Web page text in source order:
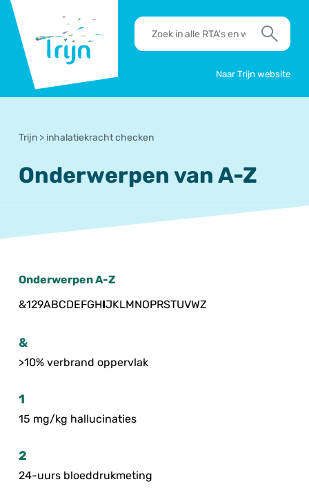
Trijn
RTA's
en
Zoek
Naar Trijn website
Trijn > inhalatiekracht checken
Onderwerpen van A-Z
Onderwerpen A-Z
&129ABCDEFGHIJKLMNOPRSTUVWZ
&
>10% verbrand oppervlak
1
15 mg/kg hallucinaties
2
24-uurs bloeddrukmeting